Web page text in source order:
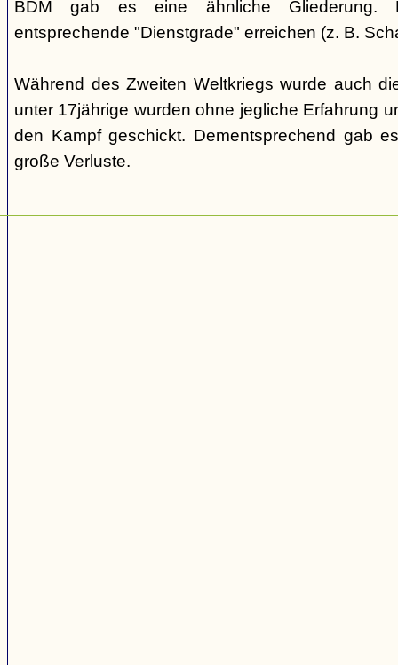
BDM gab es eine ähnliche Gliederung.
entsprechende "Dienstgrade" erreichen (z. B.
Während des Zweiten Weltkriegs wurde auch
unter 17jährige wurden ohne jegliche Erfahrung
den Kampf geschickt. Dementsprechend gab
große Verluste.